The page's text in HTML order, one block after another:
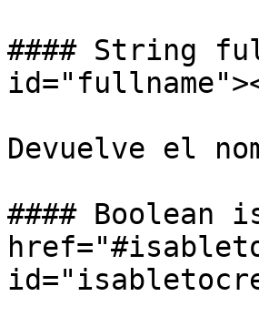
#### String
Devuelve el
#### Boolean